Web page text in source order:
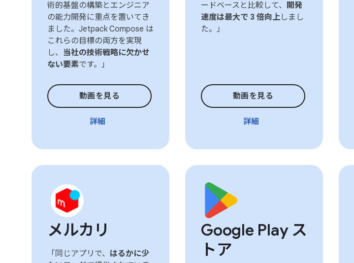
術的基盤の構築とエンジニア
の能力開発に重点を置いてき
ました。Jetpack Compose は
これらの目標の両方を実現
し、 当社の技術戦略に欠かせ
ない要素です。」
動画を見る
詳細
ードベースと比較して、
開発
速度は最大で 3 倍向上 しまし
た。」
動画を見る
詳細
メルカリ
「同じアプリで、 はるかに少
Google Play ス
トア